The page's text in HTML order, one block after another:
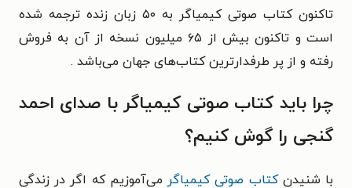
تاکنون کتاب صوتی کیمیاگر به ۵۰ زبان زنده ترجمه شده
است و تاکنون بیش از ۶۵ میلیون نسخه از آن به فروش
رفته و از پر طرفدارترین کتاب‌های جهان می‌باشد .
چرا باید کتاب صوتی کیمیاگر با صدای احمد
گنجی را گوش کنیم؟
با شنیدنکتاب صوتی کیمیاگر می‌آموزیم که اگر در زندگی